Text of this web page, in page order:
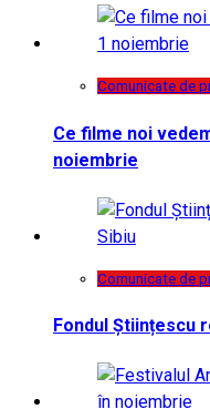
Comunicate de
Ce filme noi
noiembrie
Comunicate de
Fondul Științescu